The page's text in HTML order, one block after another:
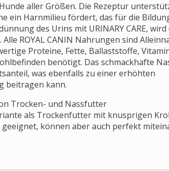
aller Größen. Die Rezeptur
ein Harnmilieu fördert, das für die
des Urins mit URINARY CARE, wird
ROYAL CANIN Nahrungen sind
Proteine, Fette, Ballaststoffe,
benötigt. Das schmackhafte
was ebenfalls zu einer erhöhten
beitragen kann.
Trocken- und Nassfutter
als Trockenfutter mit knusprigen
können aber auch perfekt